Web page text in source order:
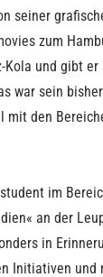
seiner
zum
und gibt er
war sein
den
im
an der
in
Initiativen und